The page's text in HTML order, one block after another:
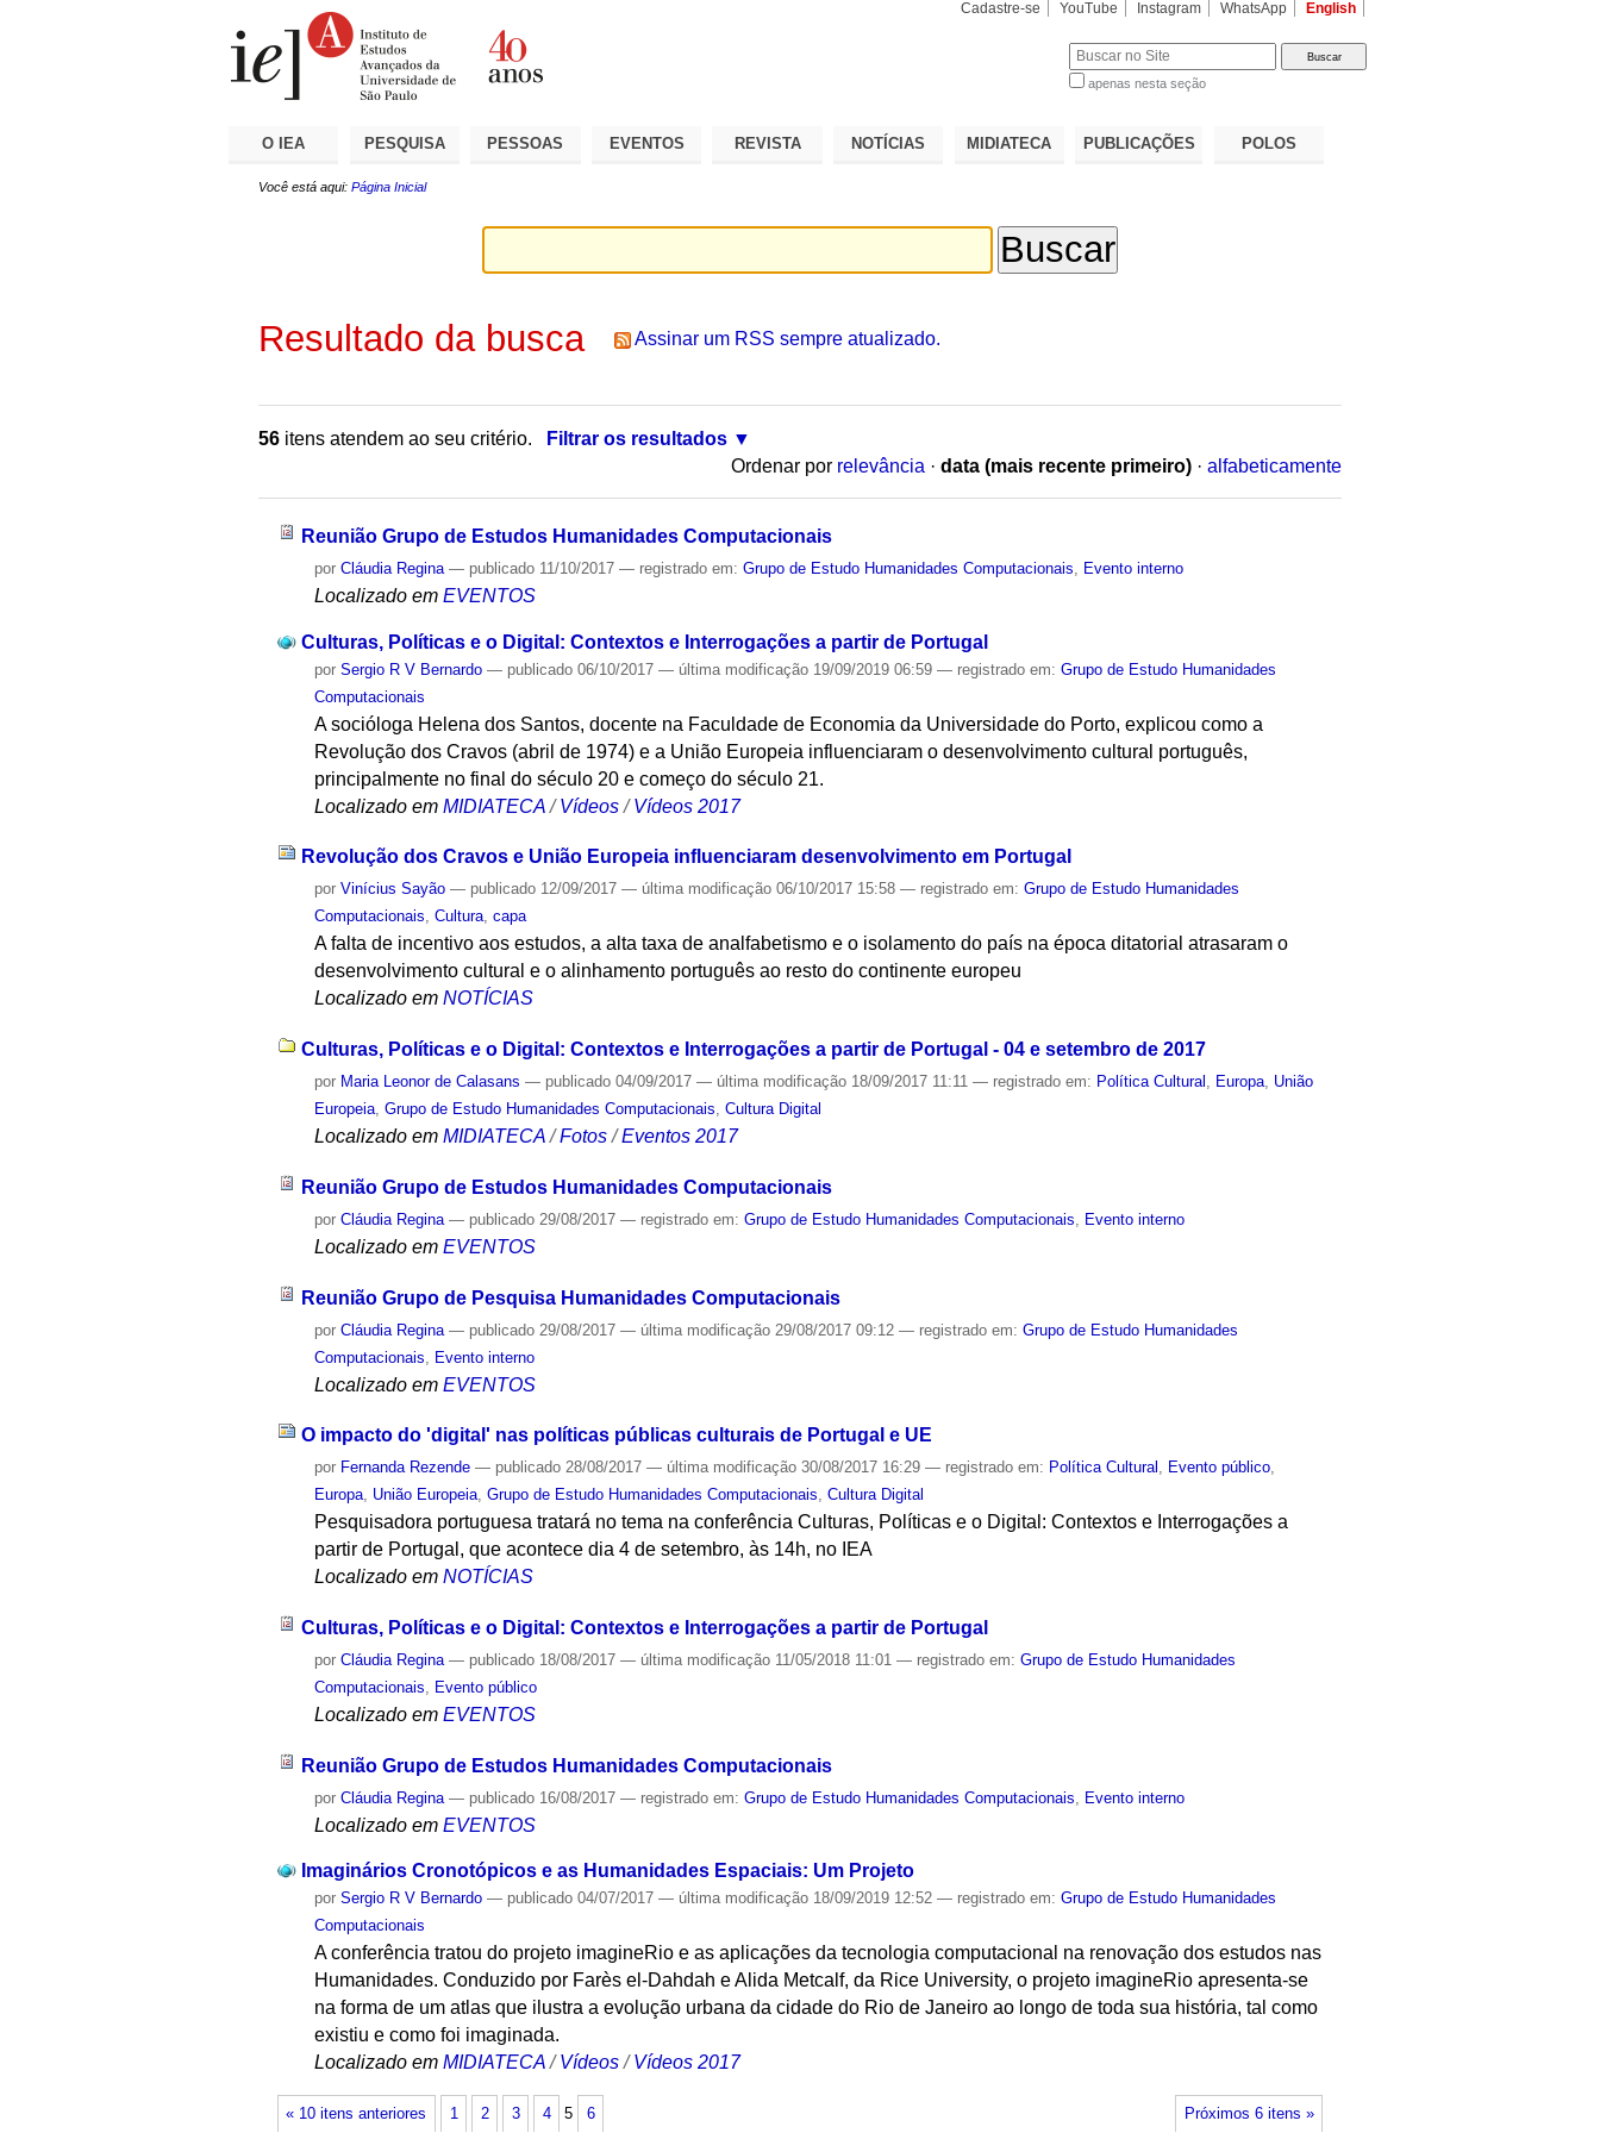
Cadastre-se YouTube Instagram WhatsApp English
apenas nesta seção
O IEA PESQUISA PESSOAS EVENTOS REVISTA NOTÍCIAS MIDIATECA PUBLICAÇÕES POLOS
Você está aqui: Página Inicial
Resultado da busca Assinar um RSS sempre atualizado.
56 itens atendem ao seu critério.
Filtrar os resultados
Ordenar por relevância · data (mais recente primeiro) · alfabeticamente
Reunião Grupo de Estudos Humanidades Computacionais
porCláudia Regina — publicado 11/10/2017— registrado em:Grupo de Estudo Humanidades Computacionais Evento interno
Localizado em EVENTOS
Culturas, Políticas e o Digital: Contextos e Interrogações a partir de Portugal
porSergio R V Bernardo — publicado 06/10/2017— última modificação 19/09/2019 06:59— registrado em:Grupo de Estudo Humanidades
Computacionais
A socióloga Helena dos Santos, docente na Faculdade de Economia da Universidade do Porto, explicou como a
Revolução dos Cravos (abril de 1974) e a União Europeia influenciaram o desenvolvimento cultural português,
principalmente no final do século 20 e começo do século 21.
Localizado em MIDIATECA /Vídeos /Vídeos 2017
Revolução dos Cravos e União Europeia influenciaram desenvolvimento em Portugal
porVinícius Sayão — publicado 12/09/2017— última modificação 06/10/2017 15:58— registrado em:Grupo de Estudo Humanidades
Computacionais,Cultura,capa
A falta de incentivo aos estudos, a alta taxa de analfabetismo e o isolamento do país na época ditatorial atrasaram o
desenvolvimento cultural e o alinhamento português ao resto do continente europeu
Localizado em NOTÍCIAS
Culturas, Políticas e o Digital: Contextos e Interrogações a partir de Portugal - 04 e setembro de 2017
por Maria Leonor de Calasans — publicado 04/09/2017— última modificação 18/09/2017 11:11— registrado em: Política Cultural , Europa, União
Europeia,Grupo de Estudo Humanidades Computacionais,Cultura Digital
Localizado em MIDIATECA /Fotos /Eventos 2017
Reunião Grupo de Estudos Humanidades Computacionais
porCláudia Regina — publicado 29/08/2017— registrado em:Grupo de Estudo Humanidades Computacionais Evento interno
Localizado em EVENTOS
Reunião Grupo de Pesquisa Humanidades Computacionais
porCláudia Regina — publicado 29/08/2017— última modificação 29/08/2017 09:12— registrado em:Grupo de Estudo Humanidades
Computacionais
Evento interno
Localizado em EVENTOS
O impacto do 'digital' nas políticas públicas culturais de Portugal e UE
por Fernanda Rezende — publicado 28/08/2017— última modificação 30/08/2017 16:29— registrado em: Política Cultural , Evento público,
Europa, União Europeia,Grupo de Estudo Humanidades Computacionais,Cultura Digital
Pesquisadora portuguesa tratará no tema na conferência Culturas, Políticas e o Digital: Contextos e Interrogações a
partir de Portugal, que acontece dia 4 de setembro, às 14h, no IEA
Localizado em NOTÍCIAS
Culturas, Políticas e o Digital: Contextos e Interrogações a partir de Portugal
porCláudia Regina — publicado 18/08/2017— última modificação 11/05/2018 11:01— registrado em:Grupo de Estudo Humanidades
Computacionais
Evento público
Localizado em EVENTOS
Reunião Grupo de Estudos Humanidades Computacionais
porCláudia Regina — publicado 16/08/2017— registrado em:Grupo de Estudo Humanidades Computacionais Evento interno
Localizado em EVENTOS
Imaginários Cronotópicos e as Humanidades Espaciais: Um Projeto
porSergio R V Bernardo — publicado 04/07/2017— última modificação 18/09/2019 12:52— registrado em:Grupo de Estudo Humanidades
Computacionais
A conferência tratou do projeto imagineRio e as aplicações da tecnologia computacional na renovação dos estudos nas
Humanidades. Conduzido por Farès el-Dahdah e Alida Metcalf, da Rice University, o projeto imagineRio apresenta-se
na forma de um atlas que ilustra a evolução urbana da cidade do Rio de Janeiro ao longo de toda sua história, tal como
existiu e como foi imaginada.
Localizado em MIDIATECA /Vídeos /Vídeos 2017
« 10 itens anteriores Próximos 6 itens »
1 2 3 4 5 6